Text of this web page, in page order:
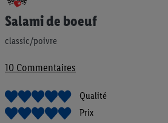
Salami de boeuf
classic/poivre
10 Commentaires
Qualité
Prix
au
début
la
d’images